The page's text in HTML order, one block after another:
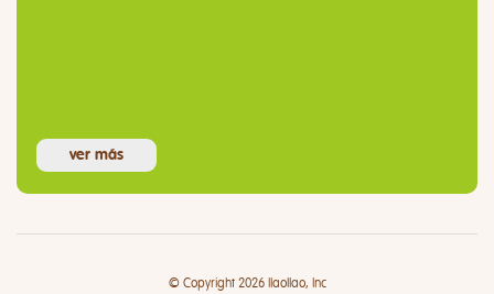
ver más
© Copyright 2026 llaollao, Inc